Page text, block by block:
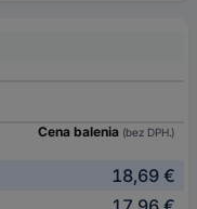
Cena balenia (bez DPH.)
18,69 €